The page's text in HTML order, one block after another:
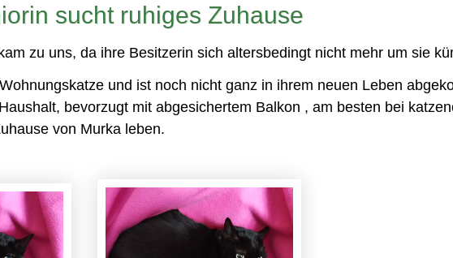
sucht ruhiges Zuhause
zu uns, da ihre Besitzerin sich altersbedingt nicht mehr um sie
und ist noch nicht ganz in ihrem neuen Leben
bevorzugt mit abgesichertem Balkon , am besten bei
von Murka leben.